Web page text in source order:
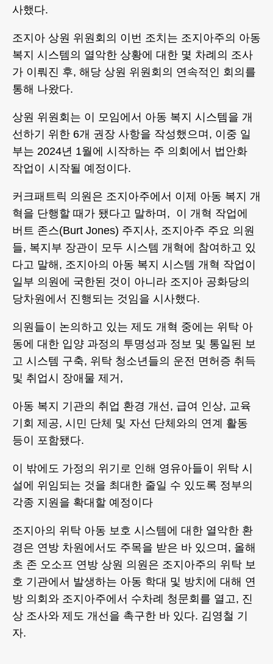
사했다.
조지아 상원 위원회의 이번 조치는 조지아주의 아동
복지 시스템의 열악한 상황에 대한 몇 차례의 조사
가 이뤄진 후, 해당 상원 위원회의 연속적인 회의를
통해 나왔다.
상원 위원회는 이 모임에서 아동 복지 시스템을 개
선하기 위한 6개 권장 사항을 작성했으며, 이중 일
부는 2024년 1월에 시작하는 주 의회에서 법안화
작업이 시작될 예정이다.
커크패트릭 의원은 조지아주에서 이제 아동 복지 개
혁을 단행할 때가 됐다고 말하며, 이 개혁 작업에
버트 존스(Burt Jones) 주지사, 조지아주 주요 의원
들, 복지부 장관이 모두 시스템 개혁에 참여하고 있
다고 말해, 조지아의 아동 복지 시스템 개혁 작업이
일부 의원에 국한된 것이 아니라 조지아 공화당의
당차원에서 진행되는 것임을 시사했다.
의원들이 논의하고 있는 제도 개혁 중에는 위탁 아
동에 대한 입양 과정의 투명성과 정보 및 통일된 보
고 시스템 구축, 위탁 청소년들의 운전 면허증 취득
및 취업시 장애물 제거,
아동 복지 기관의 취업 환경 개선, 급여 인상, 교육
기회 제공, 시민 단체 및 자선 단체와의 연계 활동
등이 포함됐다.
이 밖에도 가정의 위기로 인해 영유아들이 위탁 시
설에 위임되는 것을 최대한 줄일 수 있도록 정부의
각종 지원을 확대할 예정이다
조지아의 위탁 아동 보호 시스템에 대한 열악한 환
경은 연방 차원에서도 주목을 받은 바 있으며, 올해
초 존 오소프 연방 상원 의원은 조지아주의 위탁 보
호 기관에서 발생하는 아동 학대 및 방치에 대해 연
방 의회와 조지아주에서 수차례 청문회를 열고, 진
상 조사와 제도 개선을 촉구한 바 있다. 김영철 기
자.